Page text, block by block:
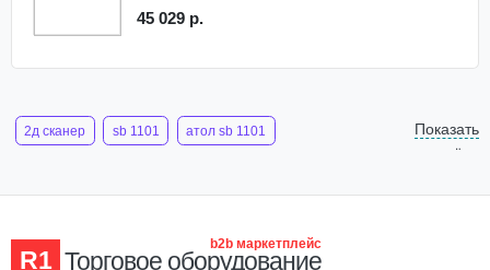
GHz; 4Gb RAM; SSD 128Gb; MSR),
45 029 р.
2д сканер sb 1101 атол sb 1101
сканер 2d штрих кодов
Показать
ещё
R1 Торговое оборудование
b2b маркетплейс